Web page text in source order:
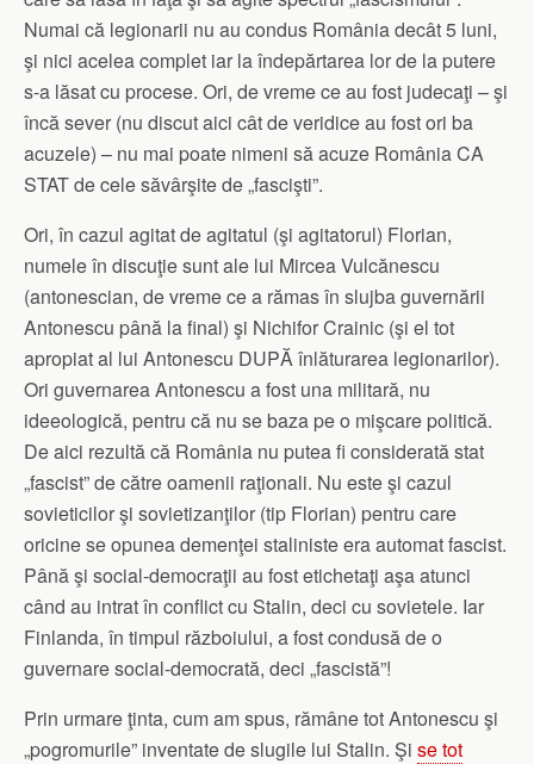
Numai că legionarii nu au condus România decât 5 luni,
şi nici acelea complet iar la îndepărtarea lor de la putere
s-a lăsat cu procese. Ori, de vreme ce au fost judecaţi – şi
încă sever (nu discut aici cât de veridice au fost ori ba
acuzele) – nu mai poate nimeni să acuze România CA
STAT de cele săvârşite de „fascişti”.
Ori, în cazul agitat de agitatul (şi agitatorul) Florian,
numele în discuţie sunt ale lui Mircea Vulcănescu
(antonescian, de vreme ce a rămas în slujba guvernării
Antonescu până la final) şi Nichifor Crainic (şi el tot
apropiat al lui Antonescu DUPĂ înlăturarea legionarilor).
Ori guvernarea Antonescu a fost una militară, nu
ideeologică, pentru că nu se baza pe o mişcare politică.
De aici rezultă că România nu putea fi considerată stat
„fascist” de către oamenii raţionali. Nu este şi cazul
sovieticilor şi sovietizanţilor (tip Florian) pentru care
oricine se opunea demenţei staliniste era automat fascist.
Până şi social-democraţii au fost etichetaţi aşa atunci
când au intrat în conflict cu Stalin, deci cu sovietele. Iar
Finlanda, în timpul războiului, a fost condusă de o
guvernare social-democrată, deci „fascistă”!
Prin urmare ţinta, cum am spus, rămâne tot Antonescu şi
„pogromurile” inventate de slugile lui Stalin. Şi se tot